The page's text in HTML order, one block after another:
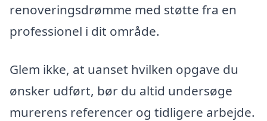
renoveringsdrømme med støtte fra en
professionel i dit område.
Glem ikke, at uanset hvilken opgave du
ønsker udført, bør du altid undersøge
murerens referencer og tidligere arbejde.